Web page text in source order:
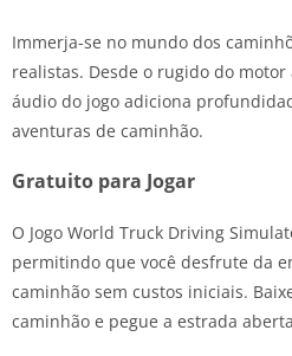
Immerja-se no mundo dos
realistas. Desde o rugido do
áudio do jogo adiciona
aventuras de caminhão.
Gratuito para Jogar
O Jogo World Truck Driving
permitindo que você desfrute da
caminhão sem custos iniciais.
caminhão e pegue a estrada